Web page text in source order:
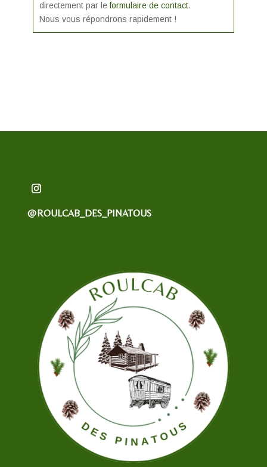
directement par leformulaire de contact.
Nous vous répondrons rapidement !
@ROULCAB_DES_PINATOUS